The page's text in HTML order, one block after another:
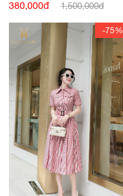
TÚI
380,000đ 1,500,000đ
-75%